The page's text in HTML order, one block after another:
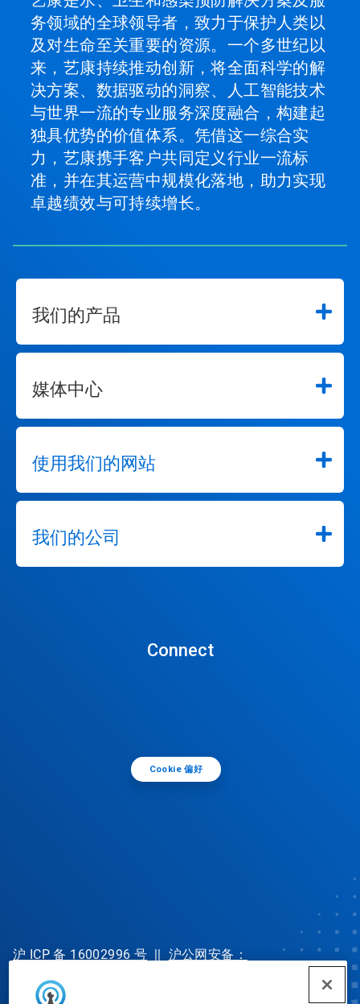
务领域的全球领导者，致力于保护人类以
及对生命至关重要的资源。一个多世纪以
来，艺康持续推动创新，将全面科学的解
决方案、数据驱动的洞察、人工智能技术
与世界一流的专业服务深度融合，构建起
独具优势的价值体系。凭借这一综合实
力，艺康携手客户共同定义行业一流标
准，并在其运营中规模化落地，助力实现
卓越绩效与可持续增长。
我们的产品
媒体中心
使用我们的网站
我们的公司
Connect
Cookie 偏好
沪 ICP 备 16002996 号 || 沪公网安备：
31010702002902 号